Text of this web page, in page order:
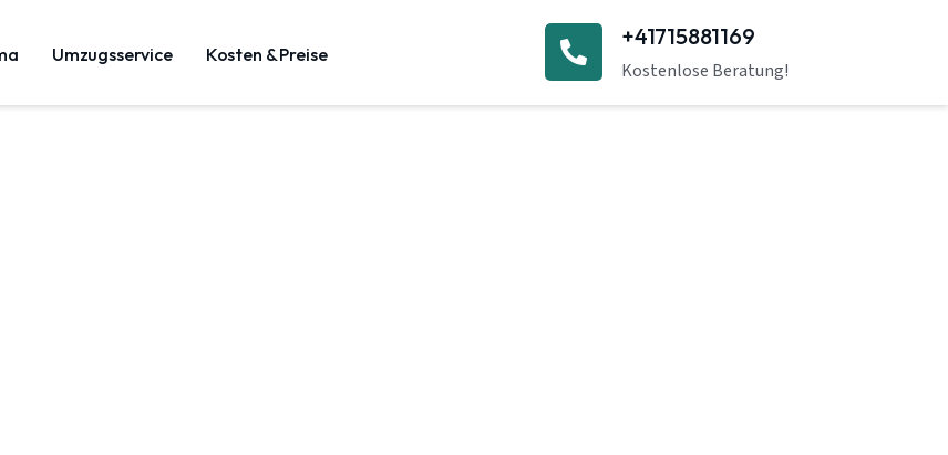
Umzugsservice Kosten & Preise
+41715881169
Kostenlose Beratung!